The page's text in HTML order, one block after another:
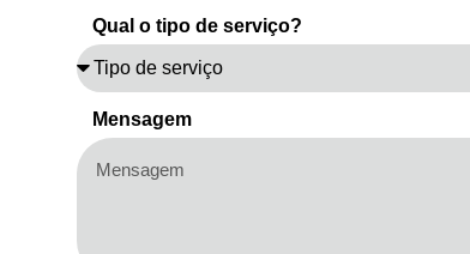
Qual o tipo de serviço?
Mensagem